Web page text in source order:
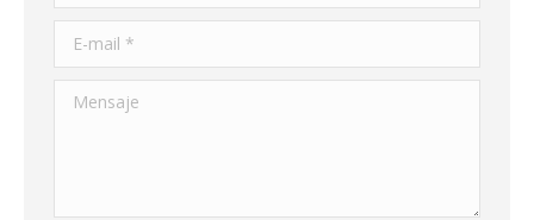
E-mail *
Mensaje